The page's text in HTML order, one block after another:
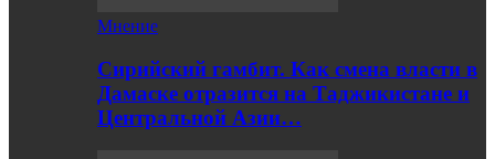
Мнение
Сирийский гамбит. Как смена власти в
Дамаске отразится на Таджикистане и
Центральной Азии…